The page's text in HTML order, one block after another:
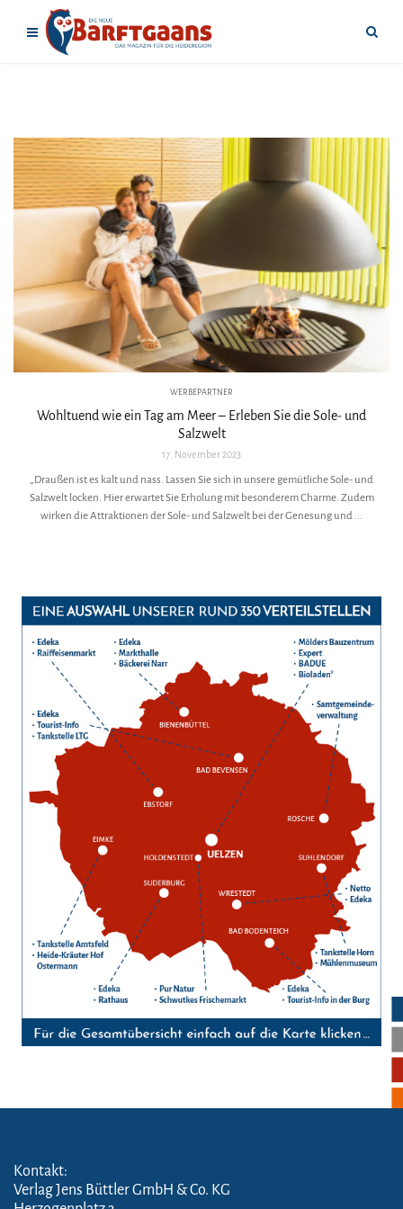
WERBEPARTNER
Wohltuend wie ein Tag am Meer – Erleben Sie die Sole- und
Salzwelt
17. November 2023
„Draußen ist es kalt und nass. Lassen Sie sich in unsere gemütliche Sole- und
Salzwelt locken. Hier erwartet Sie Erholung mit besonderem Charme. Zudem
wirken die Attraktionen der Sole- und Salzwelt bei der Genesung und ...
Kontakt:
Verlag Jens Büttler GmbH & Co. KG